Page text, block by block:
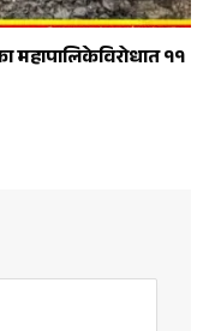
महापालिकेविरोधात ११